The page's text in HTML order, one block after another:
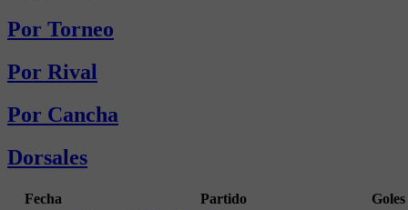
Por Torneo
Por Rival
Por Cancha
Dorsales
Fecha Partido Goles